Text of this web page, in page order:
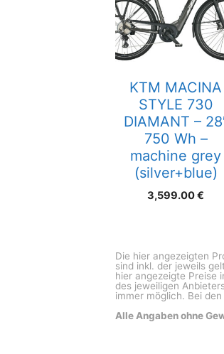
KTM MACINA
STYLE 730
DIAMANT –
750 Wh –
machine grey
(silver+blue)
3,599.00€
Die hier angezeigten
sind inkl. der jeweils
hier angezeigte Preise
des jeweiligen
immer möglich. Bei
Alle Angaben ohne